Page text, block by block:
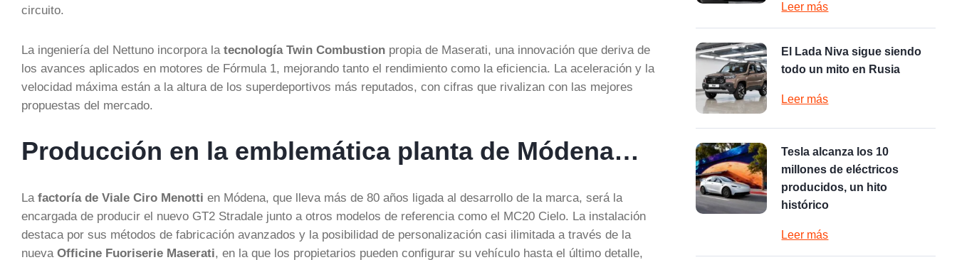
circuito.
La ingeniería del Nettuno incorpora la tecnología Twin Combustion propia de Maserati, una innovación que deriva de
los avances aplicados en motores de Fórmula 1, mejorando tanto el rendimiento como la eficiencia. La aceleración y la
velocidad máxima están a la altura de los superdeportivos más reputados, con cifras que rivalizan con las mejores
propuestas del mercado.
Producción en la emblemática planta de Módena…
La factoría de Viale Ciro Menotti en Módena, que lleva más de 80 años ligada al desarrollo de la marca, será la
encargada de producir el nuevo GT2 Stradale junto a otros modelos de referencia como el MC20 Cielo. La instalación
destaca por sus métodos de fabricación avanzados y la posibilidad de personalización casi ilimitada a través de la
nueva Officine Fuoriserie Maserati, en la que los propietarios pueden configurar su vehículo hasta el último detalle,
Leer más
El Lada Niva sigue siendo
todo un mito en Rusia
Leer más
Tesla alcanza los 10
millones de eléctricos
producidos, un hito
histórico
Leer más